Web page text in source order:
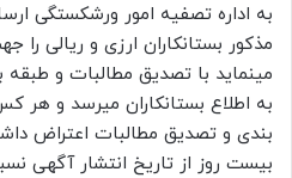
به اداره تصفیه امور ورشکستگی
مذکور بستانکاران ارزی و ریالی
مینماید با تصدیق مطالبات و
به اطلاع بستانکاران میرسد و
بندی و تصدیق مطالبات اعتراض
بیست روز از تاریخ انتشار آگهی